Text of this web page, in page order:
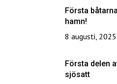
Första
hamn!
8 augusti, 2025
Första delen
sjösatt